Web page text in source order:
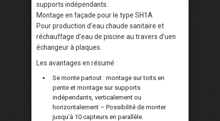
supports indépendants.
Montage en façade pour le type SH1A
Pour production d’eau chaude sanitaire et
réchauffage d’eau de piscine au travers d’uen
échangeur à plaques.
Les avantages en résumé :
Se monte partout : montage sur toits en
pente et montage sur supports
indépendants, verticalement ou
horizontalement – Possibilité de monter
jusqu’à 10 capteurs en parallèle.